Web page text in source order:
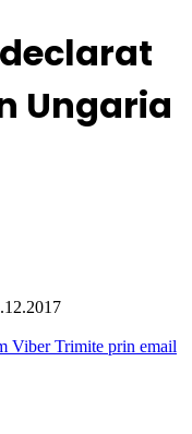
Ungaria
Viber Trimite prin email